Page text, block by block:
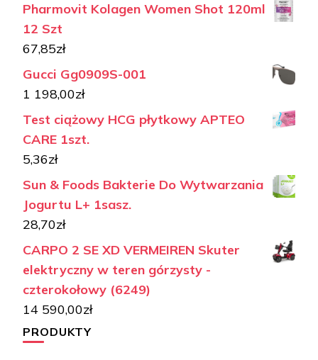
Pharmovit Kolagen Women Shot 120ml
12 Szt
67,85zł
Gucci Gg0909S-001
1 198,00zł
Test ciążowy HCG płytkowy APTEO
CARE 1szt.
5,36zł
Sun & Foods Bakterie Do Wytwarzania
Jogurtu L+ 1sasz.
28,70zł
CARPO 2 SE XD VERMEIREN Skuter
elektryczny w teren górzysty -
czterokołowy (6249)
14 590,00zł
PRODUKTY